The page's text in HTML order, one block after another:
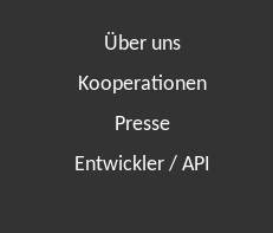
Über uns
Kooperationen
Presse
Entwickler / API